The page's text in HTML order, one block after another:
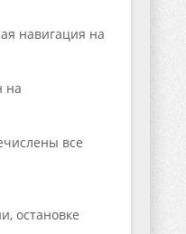
навигация на
на
все
остановке